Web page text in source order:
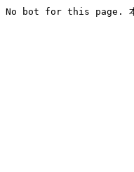
No bot for this page. 本页面